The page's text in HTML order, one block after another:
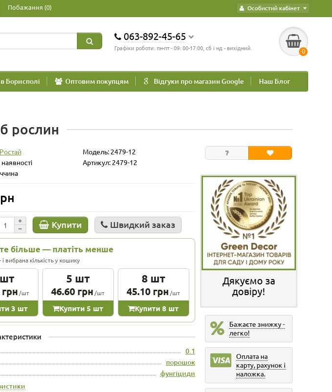
Особистий кабінет
Побажання (0)
063-892-45-65
Графіки роботи: пн-пт - 09: 00-17:00, сб і нд - вихідний. 0
Борисполі Оптовим покупцям Відгуки про магазин Google Наш Блог
рослин
Модель: 2479-12
Артикул: 2479-12
Купити Швидкий заказ
більше — платіть менше
вибрана кількість у кошику
/шт
3 шт
5 шт
46.60 грн /шт
Купити 5 шт
8 шт
45.10 грн /шт
Купити 8 шт
0.1
порошок
фунгіциди
Дякуємо за
довіру!
Бажаєте знижку -
легко!
Оплата на
карту, рахунок і
наложка.